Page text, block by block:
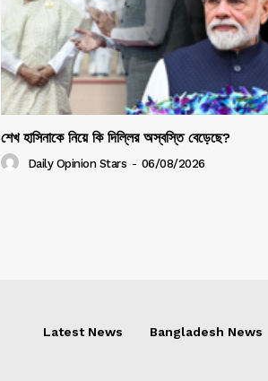
শেখ হাসিনাকে নিয়ে কি দিল্লির অস্বস্তি বেড়েছে?
Daily Opinion Stars - 06/08/2026
Latest News Bangladesh News